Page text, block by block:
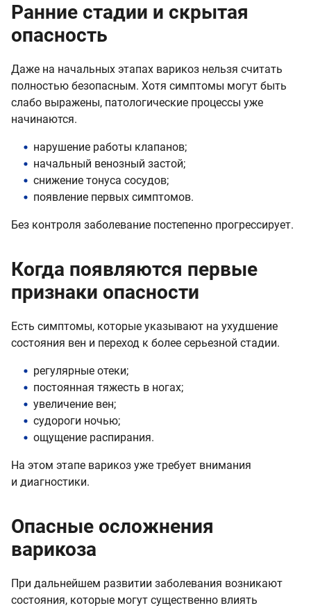
Ранние стадии и скрытая
опасность
Даже на начальных этапах варикоз нельзя считать
полностью безопасным. Хотя симптомы могут быть
слабо выражены, патологические процессы уже
начинаются.
нарушение работы клапанов;
начальный венозный застой;
снижение тонуса сосудов;
появление первых симптомов.
Без контроля заболевание постепенно прогрессирует.
Когда появляются первые
признаки опасности
Есть симптомы, которые указывают на ухудшение
состояния вен и переход к более серьезной стадии.
регулярные отеки;
постоянная тяжесть в ногах;
увеличение вен;
судороги ночью;
ощущение распирания.
На этом этапе варикоз уже требует внимания
и диагностики.
Опасные осложнения
варикоза
При дальнейшем развитии заболевания возникают
состояния, которые могут существенно влиять